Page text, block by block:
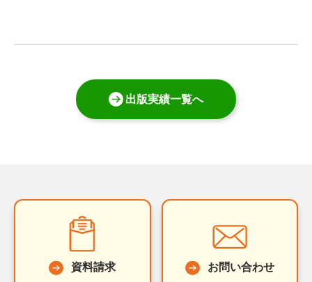
出版実績一覧へ
資料請求 お問い合わせ